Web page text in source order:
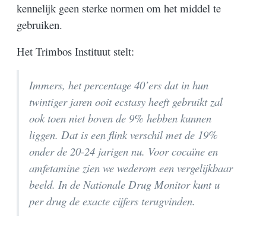
kennelijk geen sterke normen om het middel te
gebruiken.
Het Trimbos Instituut stelt:
Immers, het percentage 40’ers dat in hun
twintiger jaren ooit ecstasy heeft gebruikt zal
ook toen niet boven de 9% hebben kunnen
liggen. Dat is een flink verschil met de 19%
onder de 20-24 jarigen nu. Voor cocaïne en
amfetamine zien we wederom een vergelijkbaar
beeld. In de Nationale Drug Monitor kunt u
per drug de exacte cijfers terugvinden.